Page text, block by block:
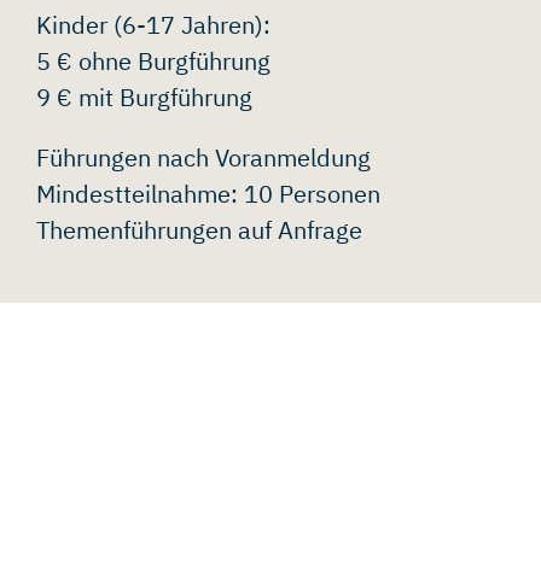
Kinder (6-17 Jahren):
5 € ohne Burgführung
9 € mit Burgführung
Führungen nach Voranmeldung
Mindestteilnahme: 10 Personen
Themenführungen auf Anfrage